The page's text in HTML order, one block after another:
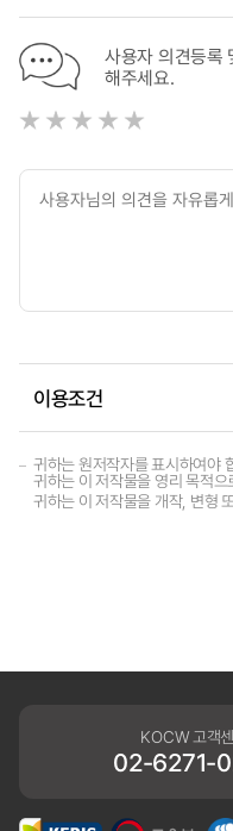
사용자 의견등록
해주세요.
이용조건
귀하는 원저작자를 표시하여야
귀하는 이 저작물을 영리 목적
귀하는 이 저작물을 개작, 변형
KOCW 고객
02-6271-